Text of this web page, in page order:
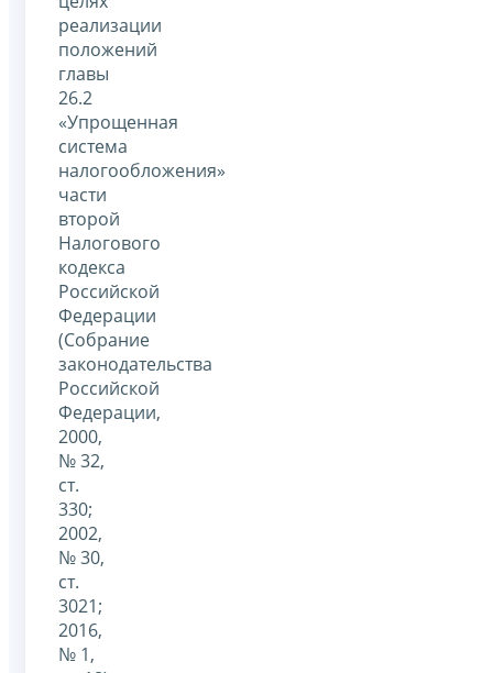
реализации
положений
главы
26.2
«Упрощенная
система
налогообложения»
части
второй
Налогового
кодекса
Российской
Федерации
(Собрание
законодательства
Российской
Федерации,
2000,
№ 32,
ст.
330;
2002,
№ 30,
ст.
3021;
2016,
№ 1,